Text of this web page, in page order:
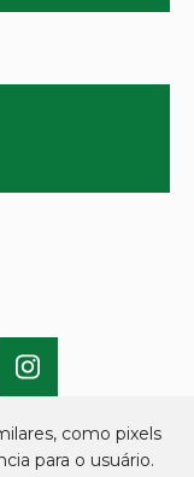
como pixels
para o usuário.